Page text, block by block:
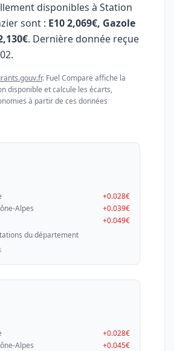
disponibles à Station
sont : E10 2,069€, Gazole
. Dernière donnée reçue
.
. Fuel Compare affiche la
disponible et calcule les écarts,
à partir de ces données
+0.028€
Alpes
+0.039€
+0.049€
du département
+0.028€
Alpes
+0.045€